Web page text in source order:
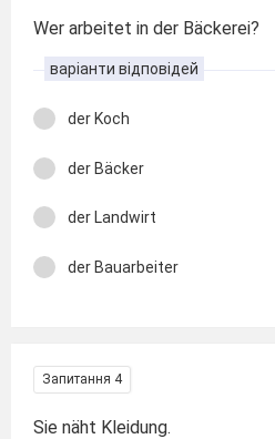
Wer arbeitet in der Bäckerei?
варіанти відповідей
der Koch
der Bäcker
der Landwirt
der Bauarbeiter
Запитання 4
Sie näht Kleidung.